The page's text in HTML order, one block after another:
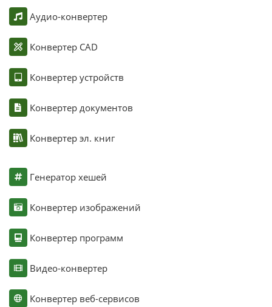
Аудио-конвертер
Конвертер CAD
Конвертер устройств
Конвертер документов
Конвертер эл. книг
Генератор хешей
Конвертер изображений
Конвертер программ
Видео-конвертер
Конвертер веб-сервисов